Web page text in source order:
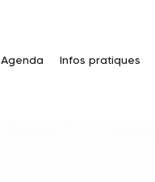
Agenda Infos pratiques